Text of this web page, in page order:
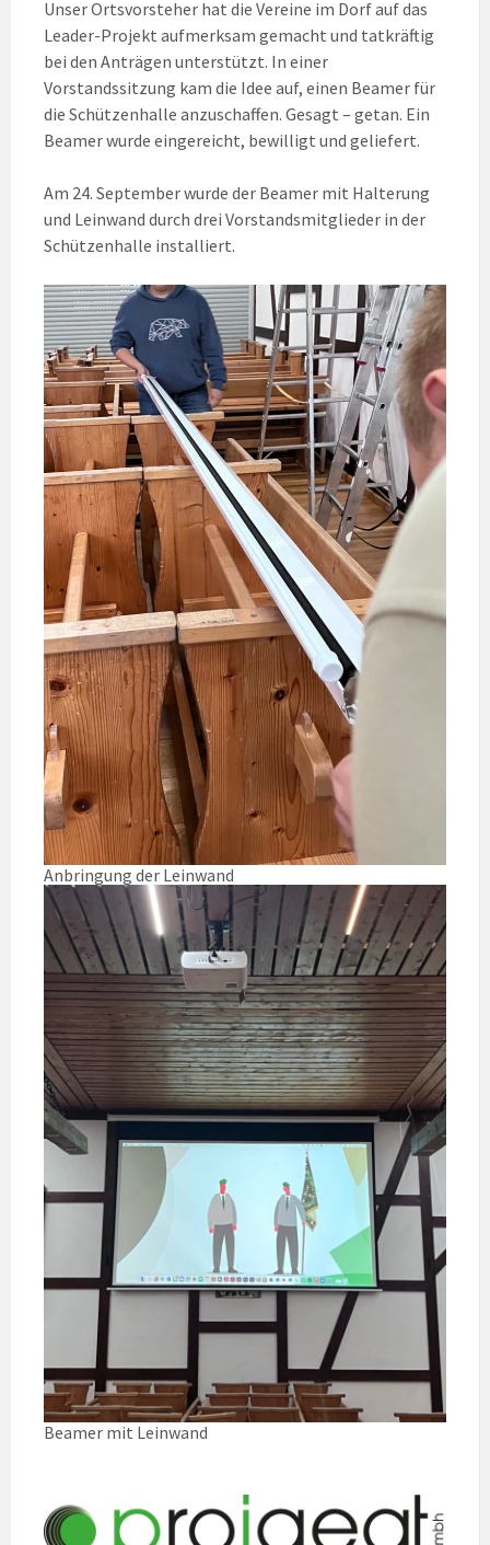
Unser Ortsvorsteher hat die Vereine im Dorf auf das
Leader-Projekt aufmerksam gemacht und tatkräftig
bei den Anträgen unterstützt. In einer
Vorstandssitzung kam die Idee auf, einen Beamer für
die Schützenhalle anzuschaffen. Gesagt – getan. Ein
Beamer wurde eingereicht, bewilligt und geliefert.
Am 24. September wurde der Beamer mit Halterung
und Leinwand durch drei Vorstandsmitglieder in der
Schützenhalle installiert.
Anbringung der Leinwand
Beamer mit Leinwand